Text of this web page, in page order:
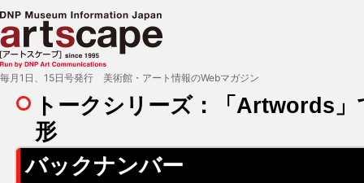
トークシリーズ：「Artwords
形
バックナンバー
毎月1日、15日号発行 美術館・アート情報のWebマガジン